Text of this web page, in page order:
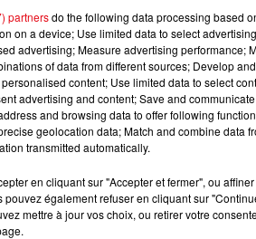
partnersdo the following data processing based
on a device; Use limited data to select
advertising; Measure advertising performance;
of data from different sources; Develop
content; Use limited data to select
advertising and content; Save and
and browsing data to offer following
geolocation data; Match and combine data
transmitted automatically.
en cliquant sur "Accepter et fermer", ou
pouvez également refuser en cliquant sur
mettre à jour vos choix, ou retirer votre